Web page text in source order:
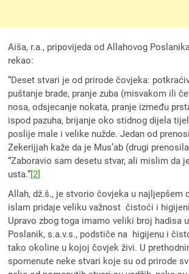
Aiša, r.a., pripovijeda od Allahovog
rekao:
“Deset stvari je od prirode čovjeka:
puštanje brade, pranje zuba (misvakom ili
nosa, odsjecanje nokata, pranje između
ispod pazuha, brijanje oko stidnog dijela
poslije male i velike nužde. Jedan od
Zekerijjah kaže da je Mus’ab (drugi
“Zaboravio sam desetu stvar, ali mislim da
usta.”[2]
Allah, dž.š., je stvorio čovjeka u najljepšem
islam pridaje veliku važnost čistoći i
Upravo zbog toga imamo veliki broj hadisa
Poslanik, s.a.v.s., podstiče na higijenu i
tako okoline u kojoj čovjek živi. U
spomenute neke stvari koje su od prirode